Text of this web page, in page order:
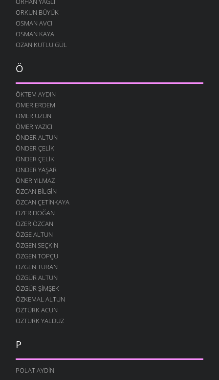
ORKUN BÜYÜK
OSMAN AVCI
OSMAN KAYA
OZAN KUTLU GÜL
Ö
ÖKTEM AYDIN
ÖMER ERDEM
ÖMER UZUN
ÖMER YAZICI
ÖNDER ALTUN
ÖNDER ÇELIK
ÖNDER ÇELIK
ÖNDER YAŞAR
ÖNER YILMAZ
ÖZCAN BILGIN
ÖZCAN ÇETINKAYA
ÖZER DOĞAN
ÖZER ÖZCAN
ÖZGE ALTUN
ÖZGEN SEÇKIN
ÖZGEN TOPÇU
ÖZGEN TURAN
ÖZGÜR ALTUN
ÖZGÜR ŞIMŞEK
ÖZKEMAL ALTUN
ÖZTÜRK ACUN
ÖZTÜRK YALDUZ
P
POLAT AYDIN